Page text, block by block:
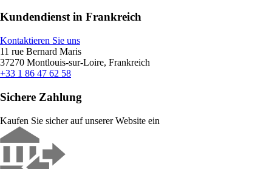
Kundendienst in Frankreich
Kontaktieren Sie uns
11 rue Bernard Maris
37270 Montlouis-sur-Loire, Frankreich
+33 1 86 47 62 58
Sichere Zahlung
Kaufen Sie sicher auf unserer Website ein